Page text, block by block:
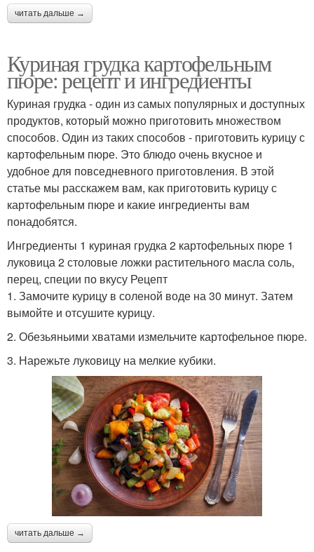
читать дальше →
Куриная грудка картофельным
пюре: рецепт и ингредиенты
Куриная грудка - один из самых популярных и доступных
продуктов, который можно приготовить множеством
способов. Один из таких способов - приготовить курицу с
картофельным пюре. Это блюдо очень вкусное и
удобное для повседневного приготовления. В этой
статье мы расскажем вам, как приготовить курицу с
картофельным пюре и какие ингредиенты вам
понадобятся.
Ингредиенты 1 куриная грудка 2 картофельных пюре 1
луковица 2 столовые ложки растительного масла соль,
перец, специи по вкусу Рецепт
1. Замочите курицу в соленой воде на 30 минут. Затем
вымойте и отсушите курицу.
2. Обезьяньими хватами измельчите картофельное пюре.
3. Нарежьте луковицу на мелкие кубики.
читать дальше →